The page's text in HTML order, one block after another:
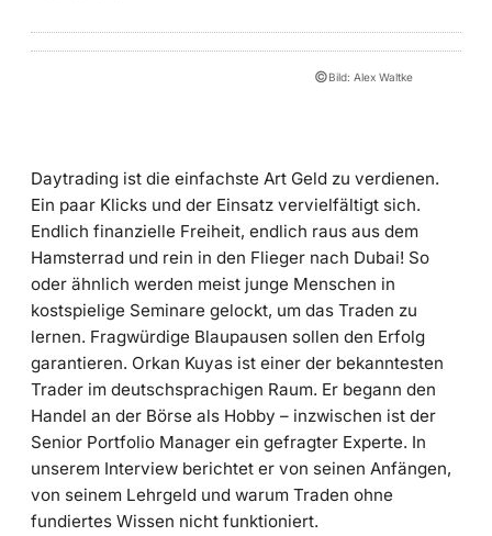
©Bild: Alex Waltke
Daytrading ist die einfachste Art Geld zu verdienen.
Ein paar Klicks und der Einsatz vervielfältigt sich.
Endlich finanzielle Freiheit, endlich raus aus dem
Hamsterrad und rein in den Flieger nach Dubai! So
oder ähnlich werden meist junge Menschen in
kostspielige Seminare gelockt, um das Traden zu
lernen. Fragwürdige Blaupausen sollen den Erfolg
garantieren. Orkan Kuyas ist einer der bekanntesten
Trader im deutschsprachigen Raum. Er begann den
Handel an der Börse als Hobby – inzwischen ist der
Senior Portfolio Manager ein gefragter Experte. In
unserem Interview berichtet er von seinen Anfängen,
von seinem Lehrgeld und warum Traden ohne
fundiertes Wissen nicht funktioniert.